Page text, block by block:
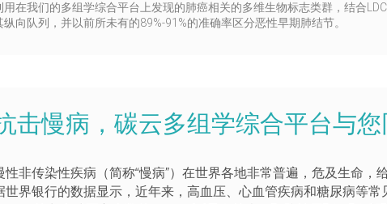
用在我们的多组学综合平台上发现的肺癌相关的多维生物标志类群，结合
纵向队列，并以前所未有的89%-91%的准确率区分恶性早期肺结节。
击慢病，碳云多组学综合平台与您
性非传染性疾病（简称“慢病”）在世界各地非常普遍，危及生命，
世界银行的数据显示，近年来，高血压、心血管疾病和糖尿病等常